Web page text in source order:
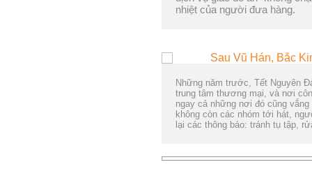
nhiệt của người đưa hàng.
Những năm trước, Tết Nguyên
trung tâm thương mại, và nơi
ngay cả những nơi đó cũng
không còn các nhóm tới hát,
lại các thông báo: tránh tụ tập,